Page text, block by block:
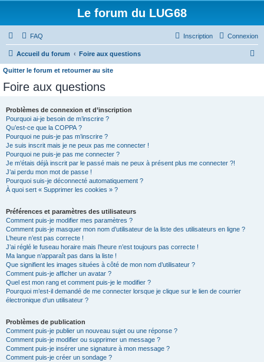
Le forum du LUG68
FAQ Connexion
Inscription
Accueil du forum Foire aux questions
Quitter le forum et retourner au site
Foire aux questions
Problèmes de connexion et d’inscription
Pourquoi ai-je besoin de m’inscrire ?
Qu’est-ce que la COPPA ?
Pourquoi ne puis-je pas m’inscrire ?
Je suis inscrit mais je ne peux pas me connecter !
Pourquoi ne puis-je pas me connecter ?
Je m’étais déjà inscrit par le passé mais ne peux à présent plus me connecter ?!
J’ai perdu mon mot de passe !
Pourquoi suis-je déconnecté automatiquement ?
À quoi sert « Supprimer les cookies » ?
Préférences et paramètres des utilisateurs
Comment puis-je modifier mes paramètres ?
Comment puis-je masquer mon nom d’utilisateur de la liste des utilisateurs en ligne ?
L’heure n’est pas correcte !
J’ai réglé le fuseau horaire mais l’heure n’est toujours pas correcte !
Ma langue n’apparaît pas dans la liste !
Que signifient les images situées à côté de mon nom d’utilisateur ?
Comment puis-je afficher un avatar ?
Quel est mon rang et comment puis-je le modifier ?
Pourquoi m’est-il demandé de me connecter lorsque je clique sur le lien de courrier
électronique d’un utilisateur ?
Problèmes de publication
Comment puis-je publier un nouveau sujet ou une réponse ?
Comment puis-je modifier ou supprimer un message ?
Comment puis-je insérer une signature à mon message ?
Comment puis-je créer un sondage ?